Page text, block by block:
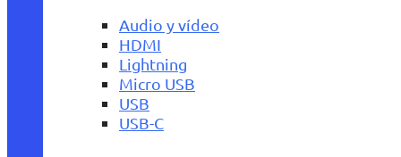
Audio y vídeo
HDMI
Lightning
Micro USB
USB
USB-C